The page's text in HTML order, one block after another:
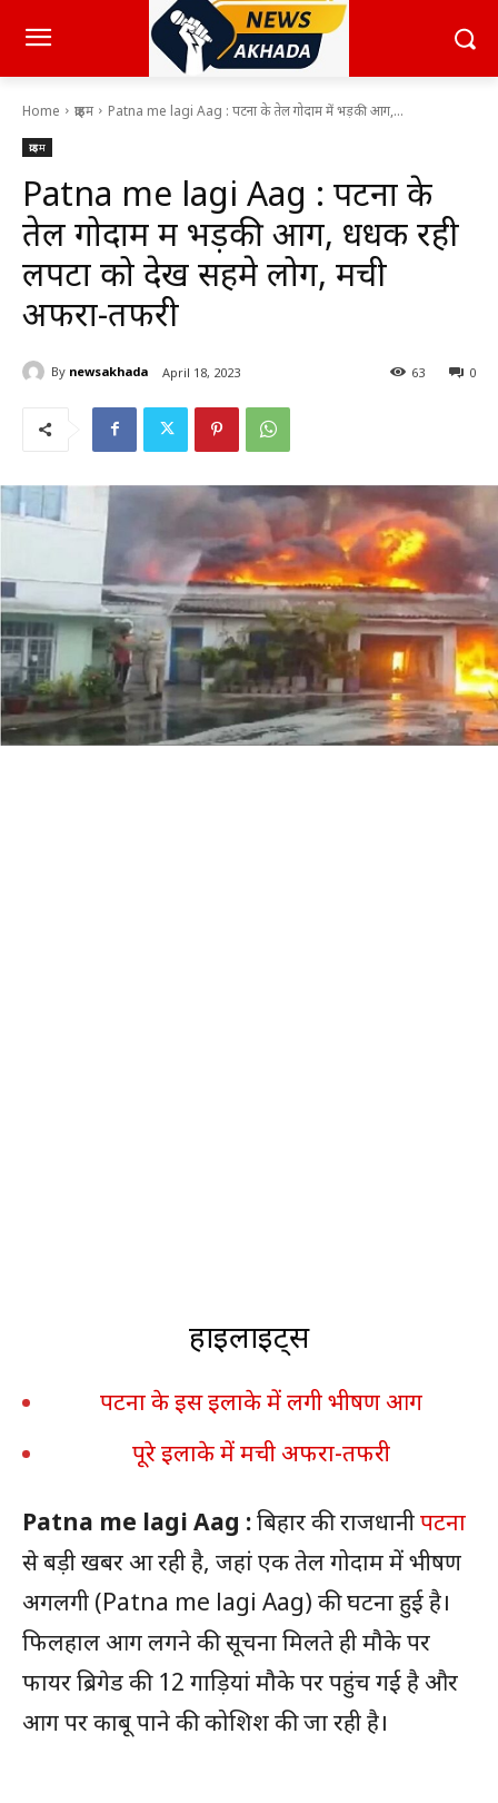
Home क्राइम Patna me lagi Aag : पटना के तेल गोदाम में भड़की आग,...
क्राइम
Patna me lagi Aag : पटना के
तेल गोदाम में भड़की आग, धधक रही
लपटों को देख सहमे लोग, मची
अफरा-तफरी
By newsakhada April 18, 2023 0
63
हाइलाइट्स
पटना के इस इलाके में लगी भीषण आग
पूरे इलाके में मची अफरा-तफरी
Patna me lagi Aag :बिहार की राजधानीपटना
से बड़ी खबर आ रही है, जहां एक तेल गोदाम में भीषण
अगलगी (Patna me lagi Aag) की घटना हुई है।
फिलहाल आग लगने की सूचना मिलते ही मौके पर
फायर ब्रिगेड की 12 गाड़ियां मौके पर पहुंच गई है और
आग पर काबू पाने की कोशिश की जा रही है।